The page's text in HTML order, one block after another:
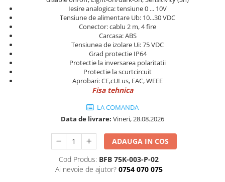
Power meter
Regulatoare de temperatura si
proces
Seria DTK
Seria DT3
Controler PID avansat - Blue Line
Counter Timer Tahometru
Dispozitive comunicatie
Senzori industriali
Senzori capacitivi
Senzori de presiune
Iesire analogica: tensiune 0 ... 10V
Tensiune de alimentare Ub: 10...30 VDC
Conector: cablu 2 m, 4 fire
Carcasa: ABS
Tensiunea de izolare Ui: 75 VDC
Grad protectie IP64
Protectie la inversarea polaritatii
Protectie la scurtcircuit
Aprobari: CE,cULus, EAC, WEEE
Fisa tehnica
LA COMANDA
Data de livrare: Vineri, 28.08.2026
ADAUGA IN COS
Cod Produs: BFB 75K-003-P-02
Ai nevoie de ajutor? 0754 070 075